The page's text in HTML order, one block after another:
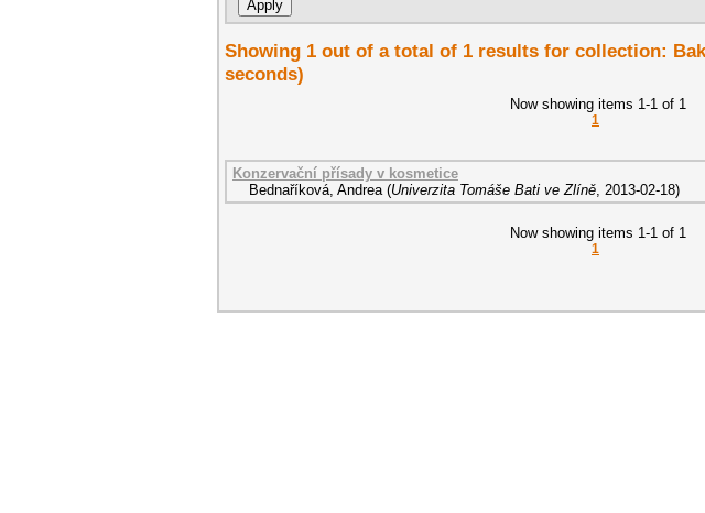
Showing 1 out of a total of 1 results for collection:
seconds)
Now showing items 1-1 of 1
1
Konzervační přísady v kosmetice
Bednaříková, Andrea (Univerzita Tomáše Bati ve Zlíně, 2013-02-18)
Now showing items 1-1 of 1
1